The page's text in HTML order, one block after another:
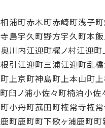
相浦町赤木町赤崎町浅子町
島宇久町野方宇久町本
川内江迎町梶ノ村江迎町
引江迎町三浦江迎町乱橋
上京町神島町 上本山町
臼ノ浦小佐々町楠泊小佐
小舟町菰田町権常寺権
町鹿町町下歌ヶ浦鹿町町